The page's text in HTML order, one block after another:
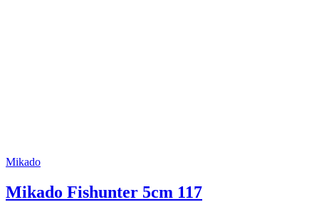
Mikado
Mikado Fishunter 5cm 117